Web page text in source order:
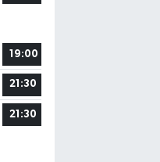
19:00
21:30
21:30